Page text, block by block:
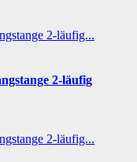
2-läufig